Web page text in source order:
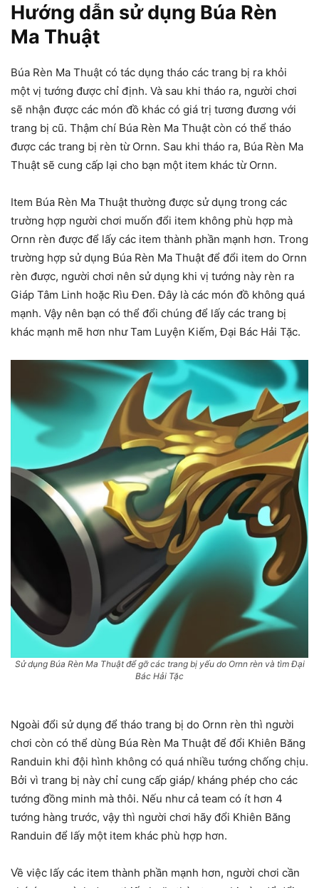
Hướng dẫn sử dụng Búa Rèn
Ma Thuật
Búa Rèn Ma Thuật có tác dụng tháo các trang bị ra khỏi
một vị tướng được chỉ định. Và sau khi tháo ra, người chơi
sẽ nhận được các món đồ khác có giá trị tương đương với
trang bị cũ. Thậm chí Búa Rèn Ma Thuật còn có thể tháo
được các trang bị rèn từ Ornn. Sau khi tháo ra, Búa Rèn Ma
Thuật sẽ cung cấp lại cho bạn một item khác từ Ornn.
Item Búa Rèn Ma Thuật thường được sử dụng trong các
trường hợp người chơi muốn đổi item không phù hợp mà
Ornn rèn được để lấy các item thành phần mạnh hơn. Trong
trường hợp sử dụng Búa Rèn Ma Thuật để đổi item do Ornn
rèn được, người chơi nên sử dụng khi vị tướng này rèn ra
Giáp Tâm Linh hoặc Rìu Đen. Đây là các món đồ không quá
mạnh. Vậy nên bạn có thể đổi chúng để lấy các trang bị
khác mạnh mẽ hơn như Tam Luyện Kiếm, Đại Bác Hải Tặc.
Sử dụng Búa Rèn Ma Thuật để gỡ các trang bị yếu do Ornn rèn và tìm Đại
Bác Hải Tặc
Ngoài đổi sử dụng để tháo trang bị do Ornn rèn thì người
chơi còn có thể dùng Búa Rèn Ma Thuật để đổi Khiên Băng
Randuin khi đội hình không có quá nhiều tướng chống chịu.
Bởi vì trang bị này chỉ cung cấp giáp/ kháng phép cho các
tướng đồng minh mà thôi. Nếu như cả team có ít hơn 4
tướng hàng trước, vậy thì người chơi hãy đổi Khiên Băng
Randuin để lấy một item khác phù hợp hơn.
Về việc lấy các item thành phần mạnh hơn, người chơi cần